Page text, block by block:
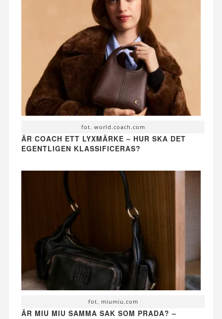
fot. world.coach.com
ÄR COACH ETT LYXMÄRKE – HUR SKA DET
EGENTLIGEN KLASSIFICERAS?
fot. miumiu.com
ÄR MIU MIU SAMMA SAK SOM PRADA? –